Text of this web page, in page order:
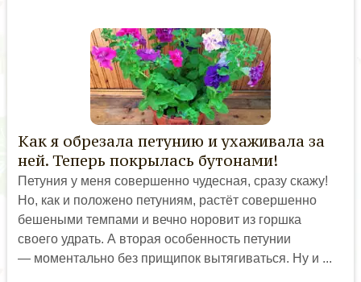
Как я обрезала петунию и ухаживала за
ней. Теперь покрылась бутонами!
Петуния у меня совершенно чудесная, сразу скажу!
Но, как и положено петуниям, растёт совершенно
бешеными темпами и вечно норовит из горшка
своего удрать. А вторая особенность петунии
— моментально без прищипок вытягиваться. Ну и ...